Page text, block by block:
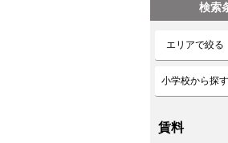
検索
エリアで絞る
小学校から探す
賃料